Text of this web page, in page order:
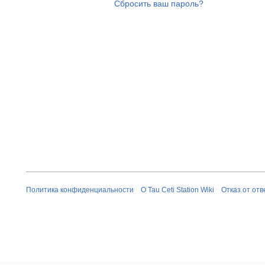
Сбросить ваш пароль?
Политика конфиденциальности О Tau Ceti Station Wiki Отказ от